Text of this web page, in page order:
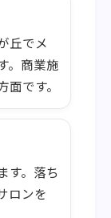
丘でメ
。商業施
です。
す。落ち
ロンを